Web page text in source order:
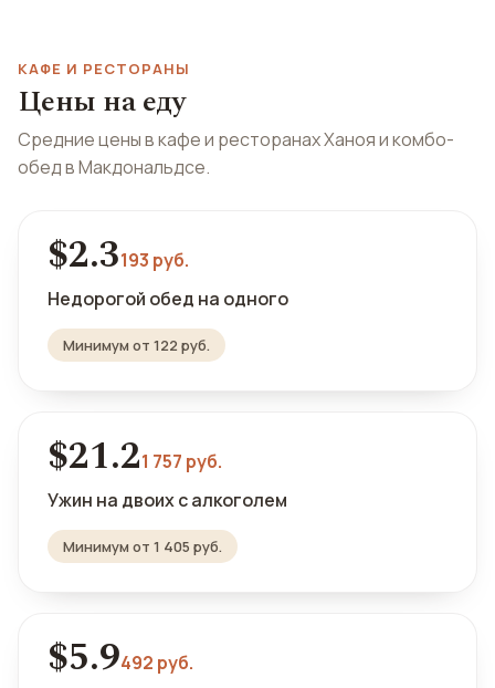
КАФЕ И РЕСТОРАНЫ
Цены на еду
Средние цены в кафе и ресторанах Ханоя и комбо-
обед в Макдональдсе.
$2.3193 руб.
Недорогой обед на одного
Минимум от 122 руб.
$21.21 757 руб.
Ужин на двоих с алкоголем
Минимум от 1 405 руб.
$5.9492 руб.